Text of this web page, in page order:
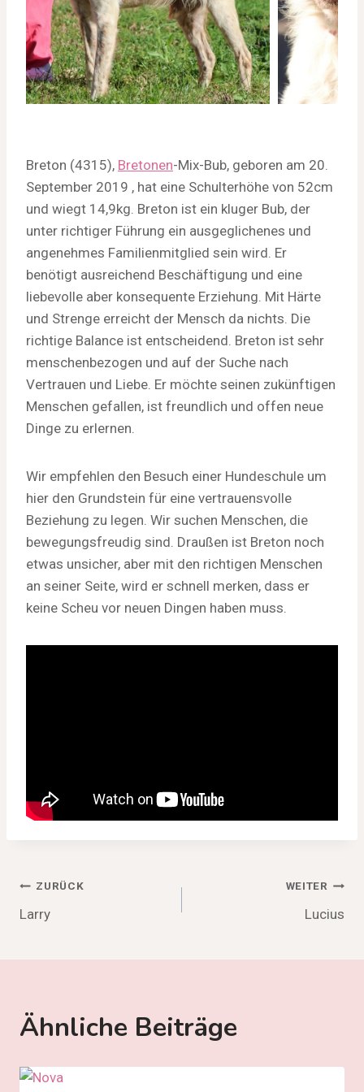
Breton (4315), Bretonen-Mix-Bub, geboren am 20.
September 2019 , hat eine Schulterhöhe von 52cm
und wiegt 14,9kg. Breton ist ein kluger Bub, der
unter richtiger Führung ein ausgeglichenes und
angenehmes Familienmitglied sein wird. Er
benötigt ausreichend Beschäftigung und eine
liebevolle aber konsequente Erziehung. Mit Härte
und Strenge erreicht der Mensch da nichts. Die
richtige Balance ist entscheidend. Breton ist sehr
menschenbezogen und auf der Suche nach
Vertrauen und Liebe. Er möchte seinen zukünftigen
Menschen gefallen, ist freundlich und offen neue
Dinge zu erlernen.
Wir empfehlen den Besuch einer Hundeschule um
hier den Grundstein für eine vertrauensvolle
Beziehung zu legen. Wir suchen Menschen, die
bewegungsfreudig sind. Draußen ist Breton noch
etwas unsicher, aber mit den richtigen Menschen
an seiner Seite, wird er schnell merken, dass er
keine Scheu vor neuen Dingen haben muss.
Beitragsnavigation
ZURÜCK
Larry
WEITER
Lucius
Ähnliche Beiträge